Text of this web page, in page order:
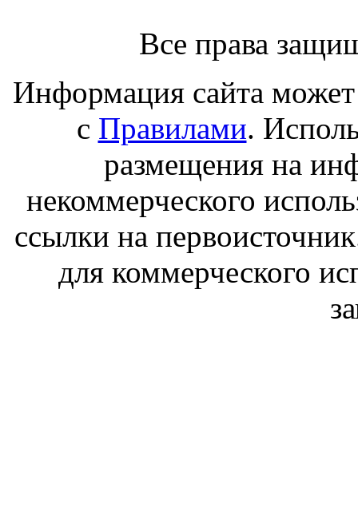
Все права
Информация сайта может
с Правилами.
размещения на
некоммерческого
ссылки на
для коммерческого